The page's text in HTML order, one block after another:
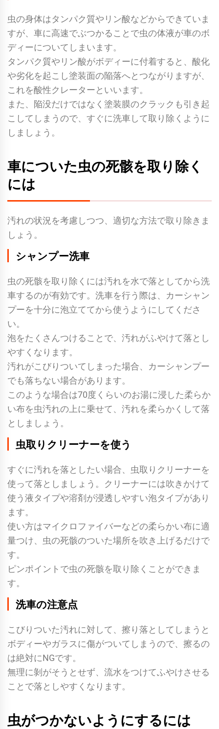
虫の身体はタンパク質やリン酸などからできていま
すが、車に高速でぶつかることで虫の体液が車のボ
ディーについてしまいます。
タンパク質やリン酸がボディーに付着すると、酸化
や劣化を起こし塗装面の陥落へとつながりますが、
これを酸性クレーターといいます。
また、陥没だけではなく塗装膜のクラックも引き起
こしてしまうので、すぐに洗車して取り除くように
しましょう。
車についた虫の死骸を取り除く
には
汚れの状況を考慮しつつ、適切な方法で取り除きま
しょう。
シャンプー洗車
虫の死骸を取り除くには汚れを水で落としてから洗
車するのが有効です。洗車を行う際は、カーシャン
プーを十分に泡立ててから使うようにしてくださ
い。
泡をたくさんつけることで、汚れがふやけて落とし
やすくなります。
汚れがこびりついてしまった場合、カーシャンプー
でも落ちない場合があります。
このような場合は70度くらいのお湯に浸した柔らか
い布を虫汚れの上に乗せて、汚れを柔らかくして落
としましょう。
虫取りクリーナーを使う
すぐに汚れを落としたい場合、虫取りクリーナーを
使って落としましょう。クリーナーには吹きかけて
使う液タイプや溶剤が浸透しやすい泡タイプがあり
ます。
使い方はマイクロファイバーなどの柔らかい布に適
量つけ、虫の死骸のついた場所を吹き上げるだけで
す。
ピンポイントで虫の死骸を取り除くことができま
す。
洗車の注意点
こびりついた汚れに対して、擦り落としてしまうと
ボディーやガラスに傷がついてしまうので、擦るの
は絶対にNGです。
無理に剝がそうとせず、流水をつけてふやけさせる
ことで落としやすくなります。
虫がつかないようにするには